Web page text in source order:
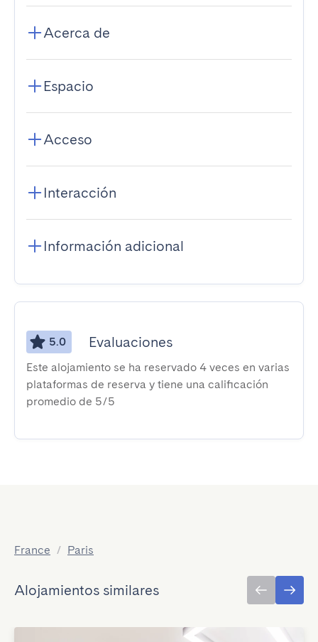
Acerca de
Espacio
Acceso
Interacción
Información adicional
5.0 Evaluaciones
Este alojamiento se ha reservado 4 veces en varias
plataformas de reserva y tiene una calificación
promedio de 5/5
France / Paris
Alojamientos similares